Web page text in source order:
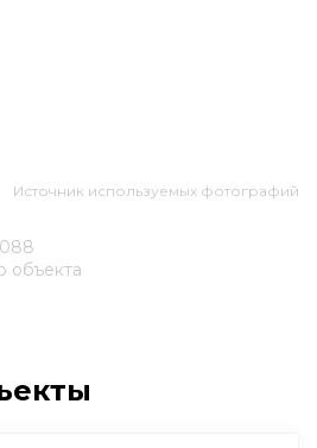
Источник используемых фотографий
объекта